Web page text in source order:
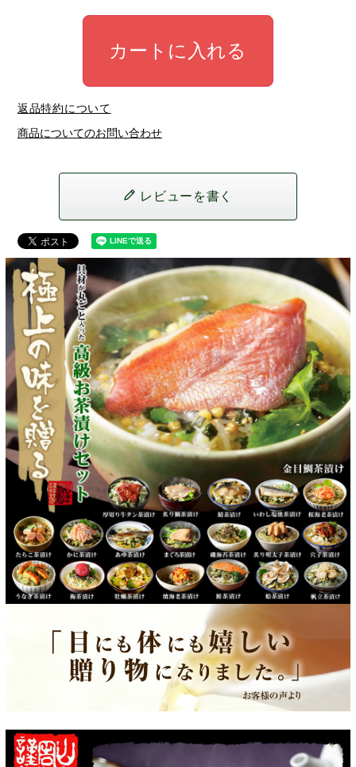
カートに入れる
返品特約について
商品についてのお問い合わせ
レビューを書く